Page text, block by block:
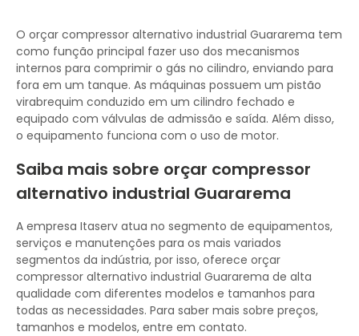
O orçar compressor alternativo industrial Guararema tem
como função principal fazer uso dos mecanismos
internos para comprimir o gás no cilindro, enviando para
fora em um tanque. As máquinas possuem um pistão
virabrequim conduzido em um cilindro fechado e
equipado com válvulas de admissão e saída. Além disso,
o equipamento funciona com o uso de motor.
Saiba mais sobre orçar compressor
alternativo industrial Guararema
A empresa Itaserv atua no segmento de equipamentos,
serviços e manutenções para os mais variados
segmentos da indústria, por isso, oferece orçar
compressor alternativo industrial Guararema de alta
qualidade com diferentes modelos e tamanhos para
todas as necessidades. Para saber mais sobre preços,
tamanhos e modelos, entre em contato.